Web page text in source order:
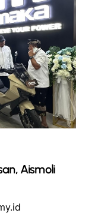
Aismoli